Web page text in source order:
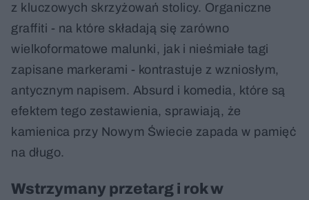
z kluczowych skrzyżowań stolicy. Organiczne
graffiti - na które składają się zarówno
wielkoformatowe malunki, jak i nieśmiałe tagi
zapisane markerami - kontrastuje z wzniosłym,
antycznym napisem. Absurd i komedia, które są
efektem tego zestawienia, sprawiają, że
kamienica przy Nowym Świecie zapada w pamięć
na długo.
Wstrzymany przetarg i rok w